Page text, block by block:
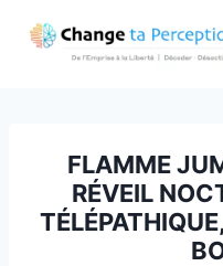
FLAMME
RÉVEIL